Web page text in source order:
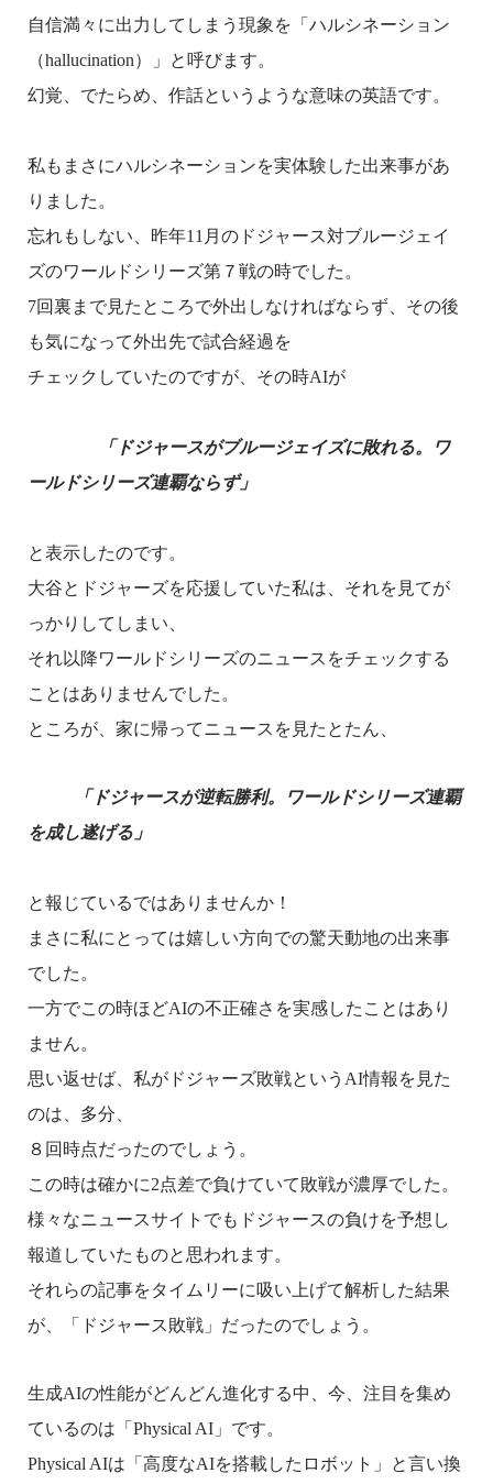
自信満々に出力してしまう現象を「ハルシネーション
（hallucination）」と呼びます。
幻覚、でたらめ、作話というような意味の英語です。
私もまさにハルシネーションを実体験した出来事があ
りました。
忘れもしない、昨年11 月のドジャース対ブルージェイ
ズのワールドシリーズ第７戦の時でした。
7回裏まで見たところで外出しなければならず、その後
も気になって外出先で試合経過 を
チェックしていたのですが、その時AIが
「ドジャースがブルージェイズに敗れる。ワ
ールドシリーズ連覇ならず」
と表示したのです。
大谷とドジャーズを応援していた私は、それを見てが
っかりしてしまい、
それ以降ワールドシリーズのニュースをチェックする
ことはありませんでした。
ところが、家に帰ってニュースを見たとたん、
「ドジャースが逆転勝利。ワールドシリーズ連覇
を成し遂げる」
と報じているではありませんか！
まさに私にとっては嬉しい方向での驚天動地の出来事
でした。
一方でこの時ほどAIの不正確さを実感したことはあり
ません。
思い返せば、私がドジャーズ敗戦という AI情報を見た
のは、多分、
８回時点だったのでしょう。
この時は確かに2点差で負けていて敗戦が濃厚でした。
様々なニュースサイトでもドジャースの負けを予想し
報道していたものと思われます。
それらの記事をタイムリーに吸い上げて解析した結果
が、「ドジャース敗戦」だったのでしょう。
生成AIの性能がどんどん進化する中、今、注目を集め
ているのは「 Physical AI 」です。
Physical AIは「高度なAIを搭載したロボット」と言い換